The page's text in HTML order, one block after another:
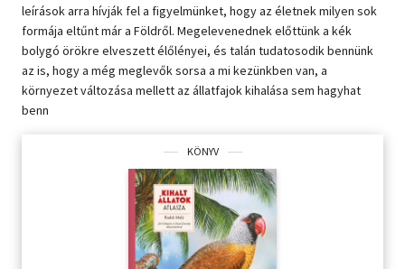
leírások arra hívják fel a figyelmünket, hogy az életnek milyen sok
formája eltűnt már a Földről. Megelevenednek előttünk a kék
bolygó örökre elveszett élőlényei, és talán tudatosodik bennünk
az is, hogy a még meglevők sorsa a mi kezünkben van, a
környezet változása mellett az állatfajok kihalása sem hagyhat
benn
KÖNYV